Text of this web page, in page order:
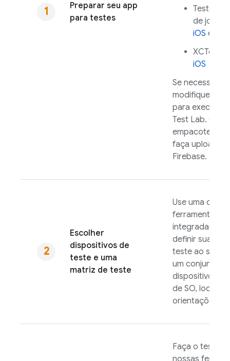
Preparar seu app
para testes
Teste de
de jogo
iOS e
XCTest
iOS
Se necessário,
modifique o
para executar
Test Lab. Crie
empacote o
faça upload
Firebase.
Escolher
dispositivos de
teste e uma
matriz de teste
Use uma das
ferramentas
integradas
definir sua
teste ao
um conjunto
dispositivos,
de SO,
orientações
Faça o teste
nossas